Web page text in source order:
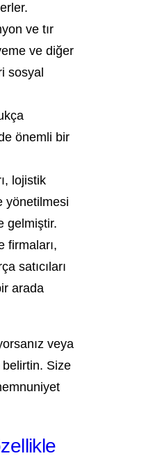
ve tır
ve diğer
sosyal
önemli bir
lojistik
yönetilmesi
gelmiştir.
firmaları,
satıcıları
arada
veya
belirtin. Size